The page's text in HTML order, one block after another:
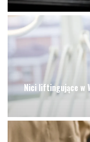
Nici liftingujące w